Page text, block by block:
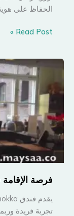
الحفاظ على هوية
مدينة
رحلة
حدود
الزمان
Read Post »
فرصة
تجربة فريدة